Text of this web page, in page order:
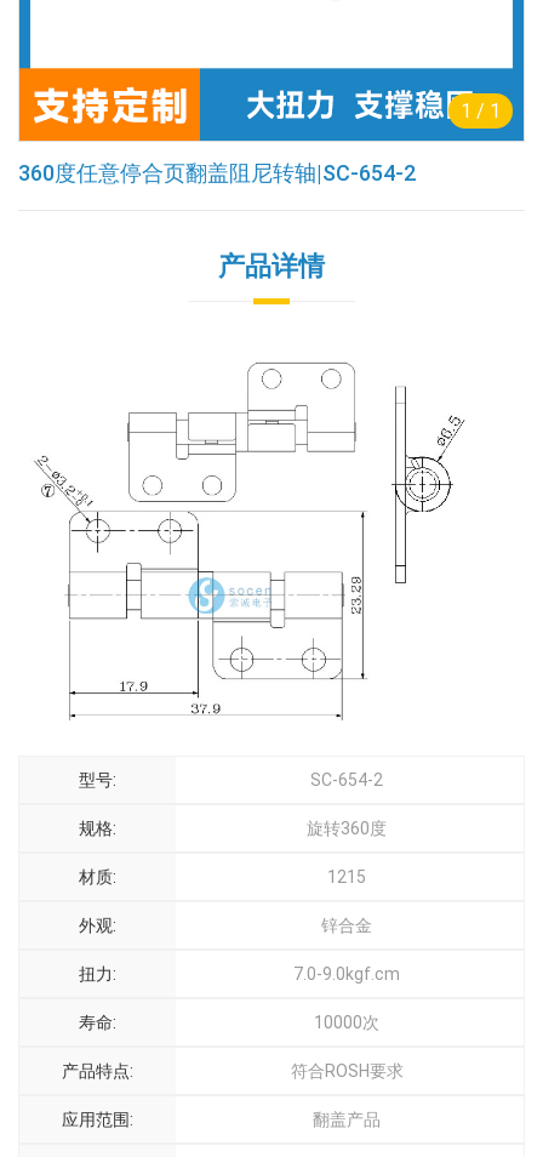
1 / 1
360度任意停合页翻盖阻尼转轴|SC-654-2
产品详情
型号: SC-654-2
规格: 旋转360度
材质: 1215
外观: 锌合金
扭力: 7.0-9.0kgf.cm
寿命: 10000次
产品特点: 符合ROSH要求
应用范围: 翻盖产品